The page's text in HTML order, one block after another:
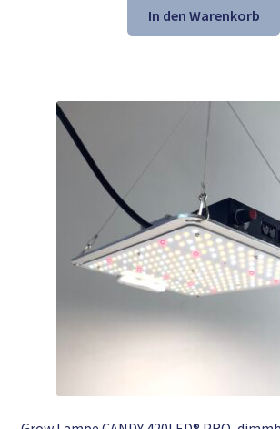
war:
349,00 €
ist:
139,00
In den Warenkorb